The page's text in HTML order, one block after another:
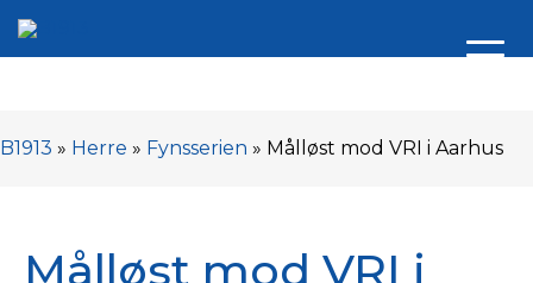
B1913 » Herre » Fynsserien » Målløst mod VRI i Aarhus
Målløst mod VRI i